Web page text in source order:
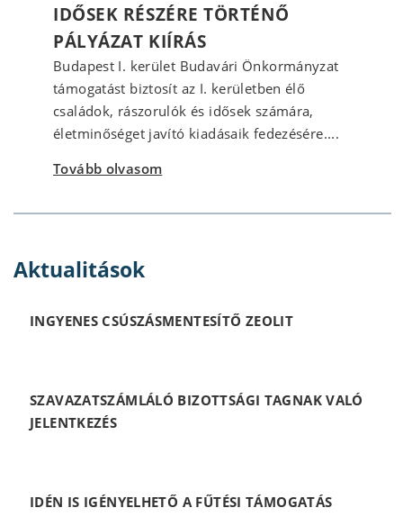
IDŐSEK RÉSZÉRE TÖRTÉNŐ
PÁLYÁZAT KIÍRÁS
Budapest I. kerület Budavári Önkormányzat
támogatást biztosít az I. kerületben élő
családok, rászorulók és idősek számára,
életminőséget javító kiadásaik fedezésére....
Tovább olvasom
Aktualitások
INGYENES CSÚSZÁSMENTESÍTŐ ZEOLIT
SZAVAZATSZÁMLÁLÓ BIZOTTSÁGI TAGNAK VALÓ
JELENTKEZÉS
IDÉN IS IGÉNYELHETŐ A FŰTÉSI TÁMOGATÁS